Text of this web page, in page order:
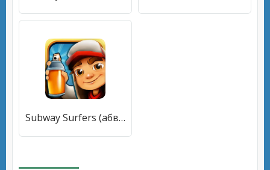
Subway Surfers (абвей Серферс) [МОД Premium] APK Android